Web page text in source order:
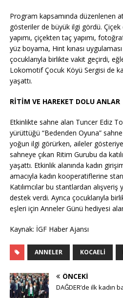
Program kapsamında düzenlenen
gösteriler de büyük ilgi gördü.
yapımı, çiçekten taç yapımı,
yüz boyama, Hint kınası
çocuklarıyla birlikte vakit geçirdi,
Lokomotif Çocuk Köyü Sergisi de
yaşattı.
RİTİM VE HAREKET DOLU ANLAR
Etkinlikte sahne alan Tuncer Ediz
yürüttüğü “Bedenden Oyuna”
yoğun ilgi görürken, aileler
sahneye çıkan Ritim Gurubu da
yaşattı. Etkinlik alanında kadın
amacıyla kadın kooperatiflerine
Katılımcılar bu stantlardan
destek verdi. Ayrıca çocuklarıyla
eşleri için Anneler Günü hediyesi
Kaynak: İGF Haber Ajansı
ANNELER KOCAELI
ÖNCEKI
DAĞDER’de ilk kadın